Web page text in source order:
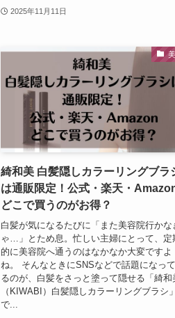
2025年11月11日
綺和美 白髪隠しカラーリングブラ
は通販限定！公式・楽天・
どこで買うのがお得？
白髪が気になるたびに「また美容院行かな
ゃ…」とため息。忙しい主婦にとって、定
的に美容院へ通うのはなかなか大変ですよ
ね。 そんなときにSNSなどで話題になっ
るのが、白髪をさっと塗って隠せる「綺和
（KIWABI）白髪隠しカラーリングブラシ」
で...